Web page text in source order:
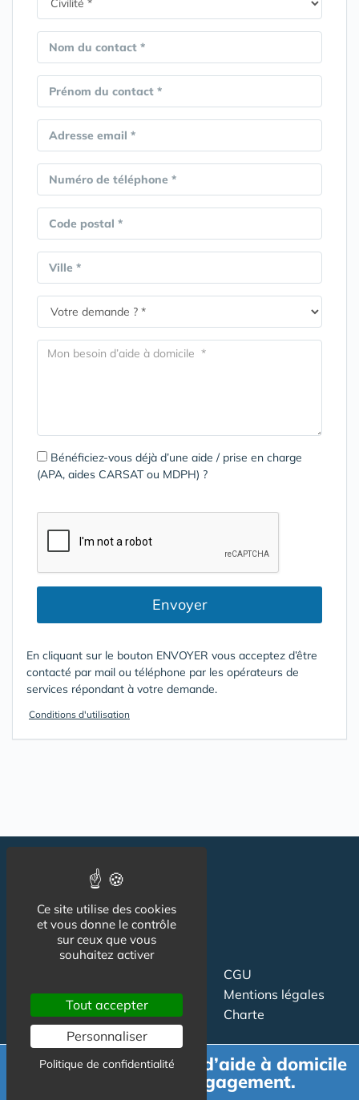
Nom du contact *
Prénom du contact *
Adresse email *
Numéro de téléphone *
Code postal *
Ville *
Bénéficiez-vous déjà d’une aide / prise en charge
(APA, aides CARSAT ou MDPH) ?
Envoyer
En cliquant sur le bouton ENVOYER vous acceptez d’être
contacté par mail ou téléphone par les opérateurs de
services répondant à votre demande.
Conditions d'utilisation
CGU
Mentions légales
Charte
Contact
Newsletter
Relation presse
Demande de devis d’aide à domicile
gratuit et sans engagement.
Ce site utilise des cookies
et vous donne le contrôle
sur ceux que vous
souhaitez activer
Tout accepter
Personnaliser
Politique de confidentialité